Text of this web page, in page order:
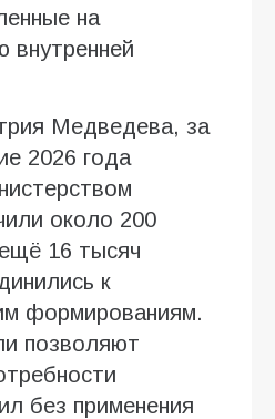
на
внутренней
Медведева, за
2026 года
около 200
16 тысяч
к
формированиям.
позволяют
без применения